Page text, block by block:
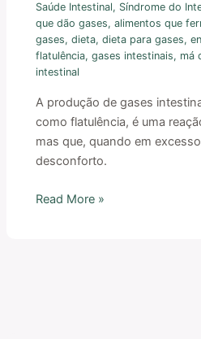
Saúde Intestinal, Síndrome do
que dão gases,alimentos que
gases,dieta,dieta para gases,
flatulência,gases intestinais, má
intestinal
A produção de gases
como flatulência, é uma
mas que, quando em
desconforto.
Read More »